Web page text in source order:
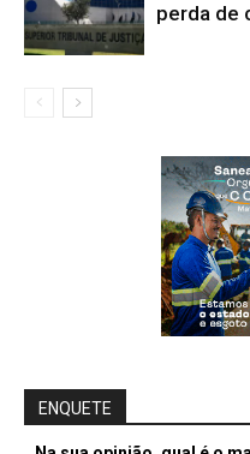
perda de
ENQUETE